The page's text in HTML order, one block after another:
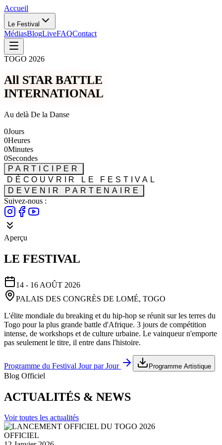
Accueil
Le Festival
MédiasBlogLiveFAQContact
TOGO 2026
All STAR BATTLE
INTERNATIONAL
Au delà De la Danse
0Jours
0Heures
0Minutes
0Secondes
PARTICIPER
DÉCOUVRIR LE FESTIVAL
DEVENIR PARTENAIRE
Suivez-nous :
Aperçu
LE FESTIVAL
14 - 16 AOÛT 2026
PALAIS DES CONGRÈS DE LOMÉ, TOGO
L'élite mondiale du breaking et du hip-hop se réunit sur les terres du
Togo pour la plus grande battle d'Afrique. 3 jours de compétition
intense, de workshops et de culture urbaine. Le vainqueur n'emporte
pas seulement le titre, il entre dans l'histoire.
Programme du Festival Jour par Jour Programme Artistique
Blog Officiel
ACTUALITÉS & NEWS
Voir toutes les actualités
OFFICIEL